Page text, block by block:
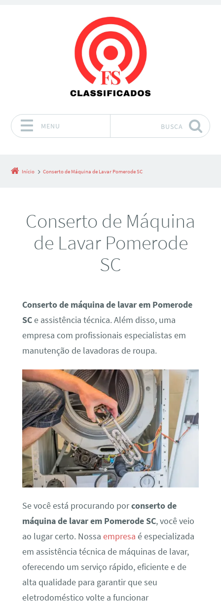
MENU BUSCA
Início Conserto de Máquina de Lavar Pomerode SC
Conserto de Máquina
de Lavar Pomerode
SC
Conserto de máquina de lavar em Pomerode
SCe assistência técnica. Além disso, uma
empresa com profissionais especialistas em
manutenção de lavadoras de roupa.
Se você está procurando porconserto de
máquina de lavar em Pomerode SC, você veio
ao lugar certo. Nossa empresa é especializada
em assistência técnica de máquinas de lavar,
oferecendo um serviço rápido, eficiente e de
alta qualidade para garantir que seu
eletrodoméstico volte a funcionar